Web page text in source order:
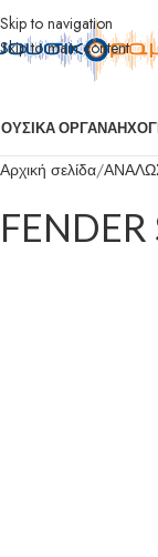
Skip to navigation
Skip to main content
ΟΡΓΑΝΑ
Αρχική σελίδα